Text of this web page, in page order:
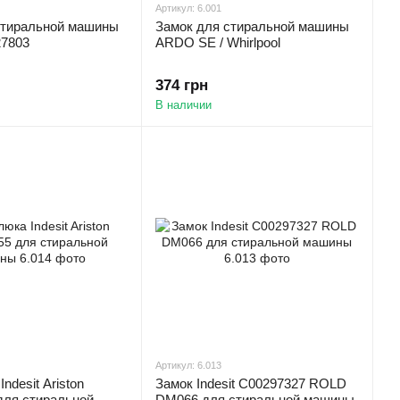
машины
Артикул: 6.001
Замок для стиральной машины
ARDO SE / Whirlpool
374 грн
В наличии
Ariston
Артикул: 6.013
Замок Indesit C00297327 ROLD